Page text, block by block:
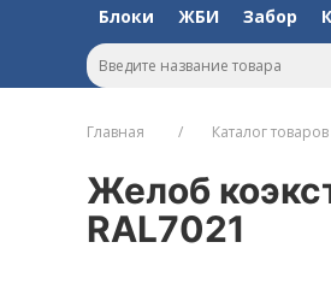
Блоки ЖБИ Забор
Главная Каталог товаров
Желоб
RAL7021